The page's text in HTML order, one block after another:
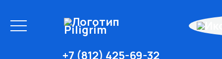
+7 (812) 425-69-32